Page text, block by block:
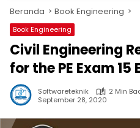
Beranda Book Engineering
Book Engineering
Civil Engineering
for the PE Exam 15
Softwareteknik
2 Min
September 28, 2020